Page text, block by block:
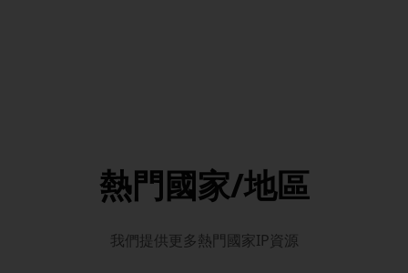
熱門國家/地區
我們提供更多熱門國家IP資源